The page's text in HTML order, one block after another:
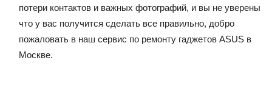
потери контактов и важных фотографий, и вы не уверены
что у вас получится сделать все правильно, добро
пожаловать в наш сервис по ремонту гаджетов ASUS в
Москве.